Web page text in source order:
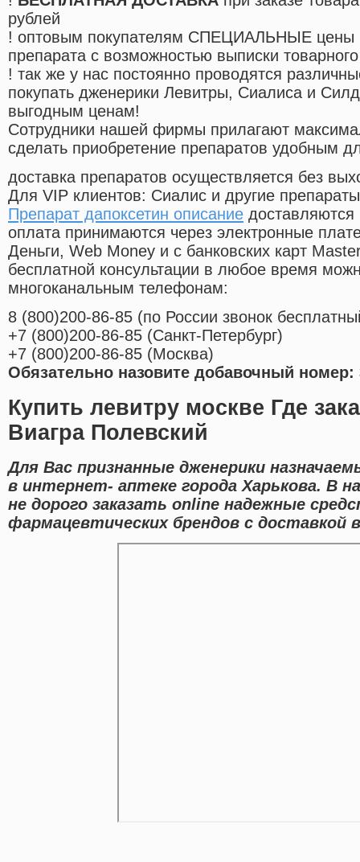
рублей
! оптовым покупателям СПЕЦИАЛЬНЫЕ цены
препарата с возможностью выписки
! так же у нас постоянно проводятся
покупать дженерики Левитры, Сиалиса и
выгодным ценам!
Cотрудники нашей фирмы прилагают
сделать приобретение препаратов удобным
доставка препаратов осуществляется без
Для VIP клиентов: Сиалис и другие
Препарат дапоксетин описание доставляются
оплата принимаются через электронные
Деньги, Web Money и с банковских карт
бесплатной консультации в любое время
многоканальным телефонам:
8 (800)200-86-85 (по России звонок
+7 (800)200-86-85 (Санкт-Петербург)
+7 (800)200-86-85 (Москва)
Обязательно назовите добавочный номер:
Купить левитру москве Где
Виагра Полевский
Для Вас признанные дженерики
в интернет- аптеке города Харькова. В
не дорого заказать online надежные
фармацевтических брендов с доставкой